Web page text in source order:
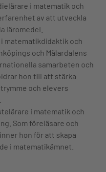
i matematik och
av att utveckla
läromedel.
matematikdidaktik och
och Mälardalens
samarbeten och
hon till att stärka
och elevers
i matematik och
Som föreläsare och
hon för att skapa
i matematikämnet.